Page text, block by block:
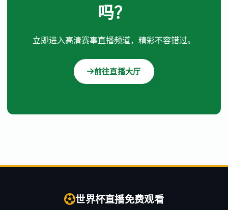
吗？
立即进入高清赛事直播频道，精彩不容错过。
前往直播大厅
世界杯直播免费观看